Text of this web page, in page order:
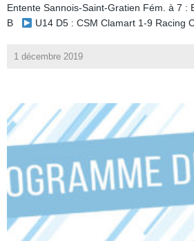
Entente Sannois-Saint-Gratien Fém. à 7 :
B
U14 D5 : CSM Clamart 1-9 Racing
1 décembre 2019